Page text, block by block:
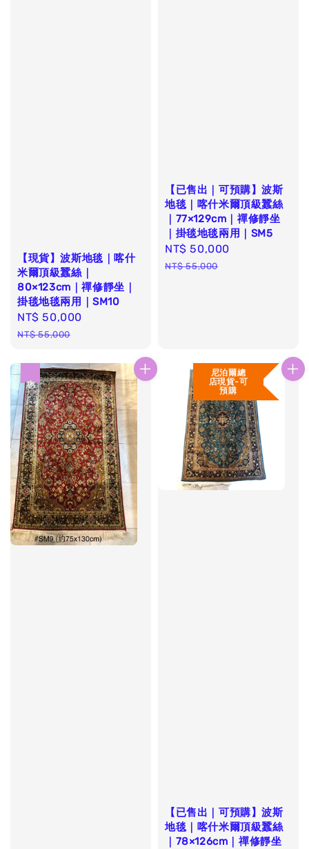
【現貨】波斯地毯｜喀什
米爾頂級蠶絲｜
80×123cm｜禪修靜坐｜
掛毯地毯兩用｜SM10
Sale
price
NT$ 50,000
NT$ 55,000
【已售出｜可預購】波斯
地毯｜喀什米爾頂級蠶絲
｜77×129cm｜禪修靜坐
｜掛毯地毯兩用｜SM5
Sale
price
NT$ 50,000
NT$ 55,000
尼泊爾總
店現貨-可
預購
【已售出｜可預購】波斯
地毯｜喀什米爾頂級蠶絲
｜78×126cm｜禪修靜坐